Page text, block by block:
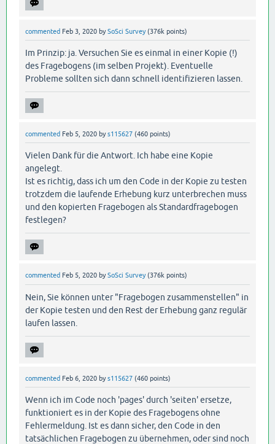
commented Feb 3, 2020 bySoSci Survey (376k points)
Im Prinzip: ja. Versuchen Sie es einmal in einer Kopie (!)
des Fragebogens (im selben Projekt). Eventuelle
Probleme sollten sich dann schnell identifizieren lassen.
commented Feb 5, 2020 bys115627 (460 points)
Vielen Dank für die Antwort. Ich habe eine Kopie
angelegt.
Ist es richtig, dass ich um den Code in der Kopie zu testen
trotzdem die laufende Erhebung kurz unterbrechen muss
und den kopierten Fragebogen als Standardfragebogen
festlegen?
commented Feb 5, 2020 bySoSci Survey (376k points)
Nein, Sie können unter "Fragebogen zusammenstellen" in
der Kopie testen und den Rest der Erhebung ganz regulär
laufen lassen.
commented Feb 6, 2020 bys115627 (460 points)
Wenn ich im Code noch 'pages' durch 'seiten' ersetze,
funktioniert es in der Kopie des Fragebogens ohne
Fehlermeldung. Ist es dann sicher, den Code in den
tatsächlichen Fragebogen zu übernehmen, oder sind noch